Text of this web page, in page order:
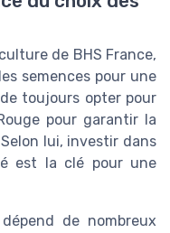
de BHS France,
semences pour une
toujours opter pour
pour garantir la
lui, investir dans
est la clé pour une
de nombreux